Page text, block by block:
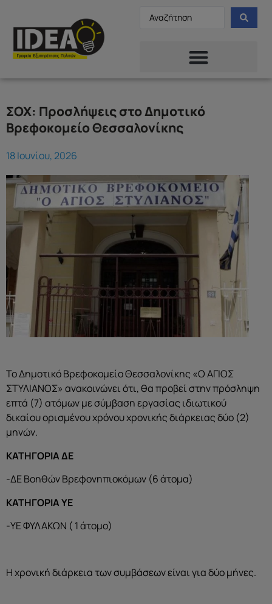
ΣΟΧ: Προσλήψεις στο Δημοτικό
Βρεφοκομείο Θεσσαλονίκης
18 Ιουνίου, 2026
Το Δημοτικό Βρεφοκομείο Θεσσαλονίκης «Ο ΑΓΙΟΣ
ΣΤΥΛΙΑΝΟΣ» ανακοινώνει ότι, θα προβεί στην πρόσληψη
επτά (7) ατόμων με σύμβαση εργασίας ιδιωτικού
δικαίου ορισμένου χρόνου χρονικής διάρκειας δύο (2)
μηνών.
ΚΑΤΗΓΟΡΙΑ ΔΕ
-ΔΕ Βοηθών Βρεφονηπιοκόμων (6 άτομα)
ΚΑΤΗΓΟΡΙΑ ΥΕ
-ΥΕ ΦΥΛΑΚΩΝ ( 1 άτομο)
Η χρονική διάρκεια των συμβάσεων είναι για δύο μήνες.